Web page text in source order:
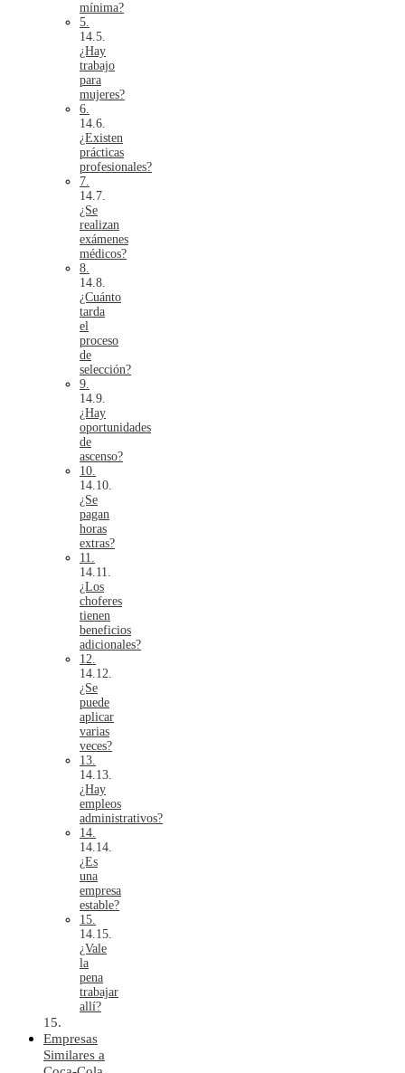
mínima?
5.
¿Hay
trabajo
para
mujeres?
6.
¿Existen
prácticas
profesionales?
7.
¿Se
realizan
exámenes
médicos?
8.
¿Cuánto
tarda
el
proceso
de
selección?
9.
¿Hay
oportunidades
de
ascenso?
10.
¿Se
pagan
horas
extras?
11.
¿Los
choferes
tienen
beneficios
adicionales?
12.
¿Se
puede
aplicar
varias
veces?
13.
¿Hay
empleos
administrativos?
14.
¿Es
una
empresa
estable?
15.
¿Vale
la
pena
trabajar
allí?
Empresas
Similares a